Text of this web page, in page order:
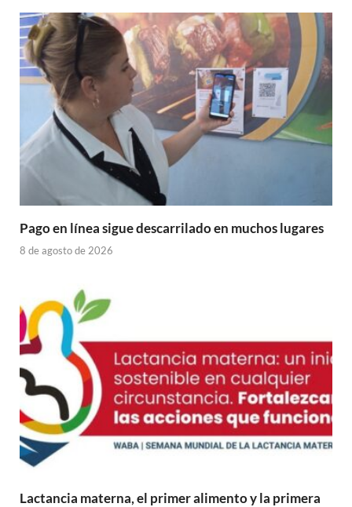
Pago en línea sigue descarrilado en muchos lugares
8 de agosto de 2026
Lactancia materna, el primer alimento y la primera